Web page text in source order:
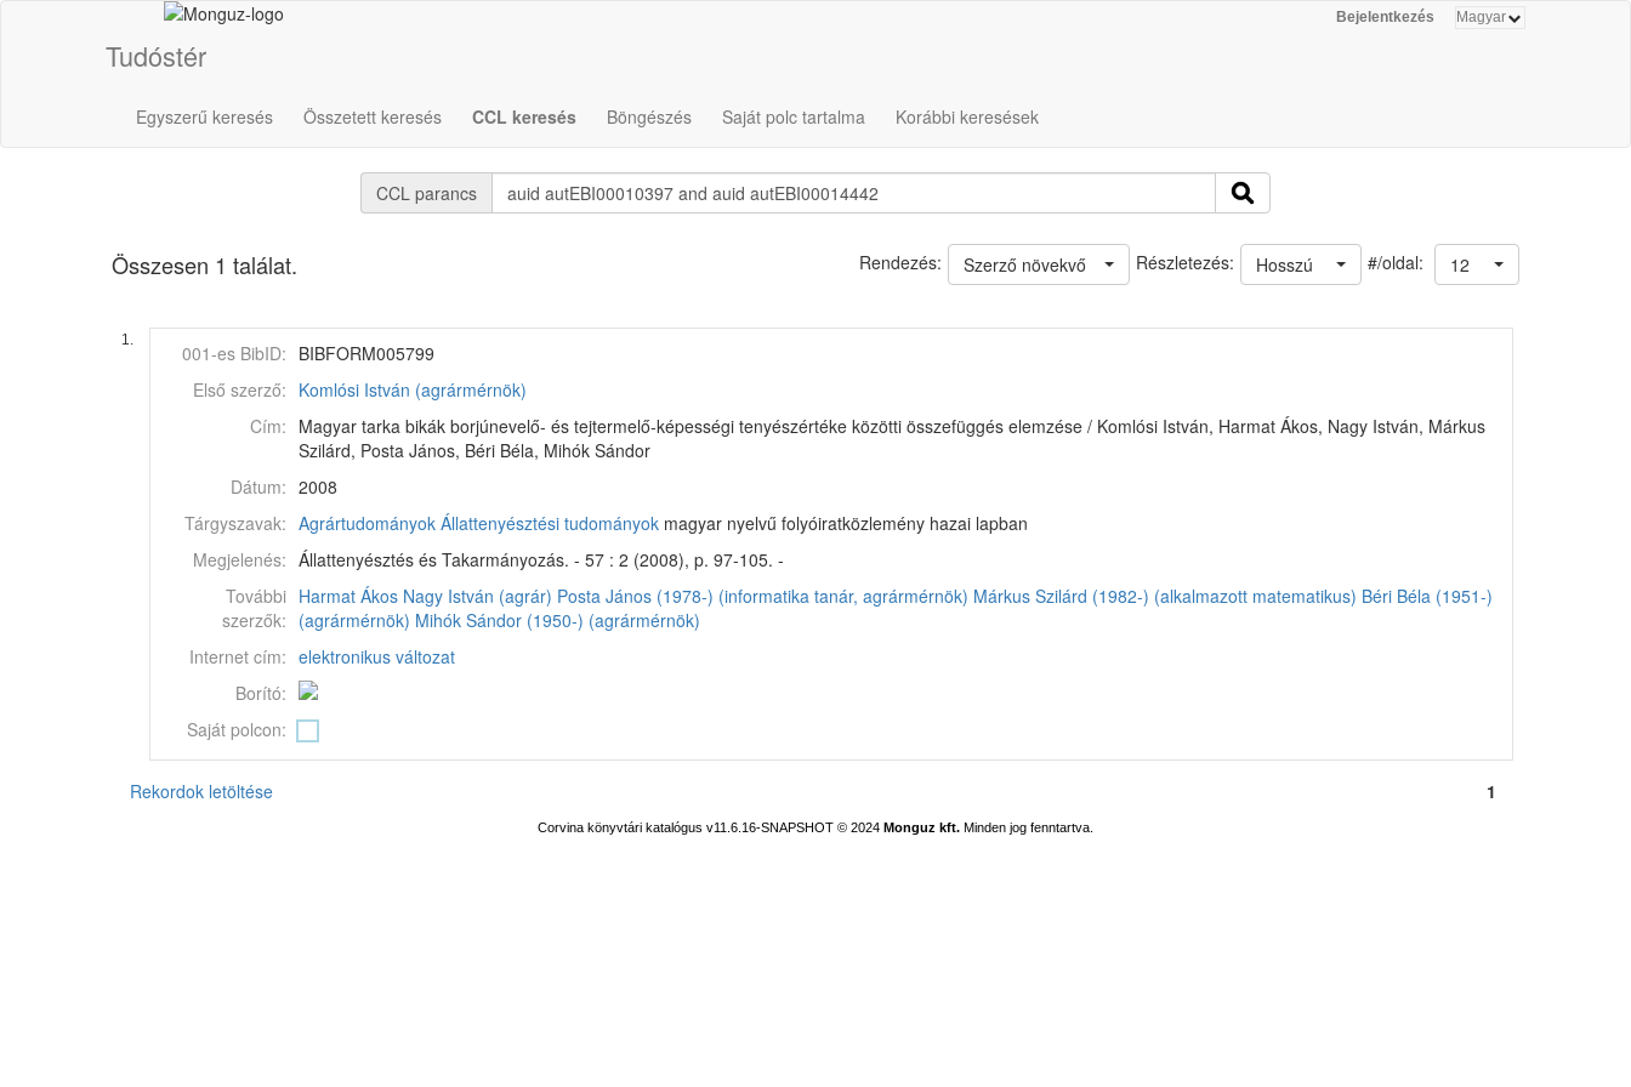
Bejelentkezés
Tudóstér
Egyszerű keresés Összetett keresés CCL keresés Böngészés Saját polc tartalma Korábbi keresések
CCL parancs
Összesen 1 találat. #/oldal: 12
Hosszú
Részletezés:
Rendezés: Szerző növekvő
1.
001-es BibID: BIBFORM005799
Első szerző: Komlósi István (agrármérnök)
Cím: Magyar tarka bikák borjúnevelő- és tejtermelő-képességi tenyészértéke közötti összefüggés elemzése / Komlósi István, Harmat Ákos, Nagy István, Márkus
Szilárd, Posta János, Béri Béla, Mihók Sándor
Dátum: 2008
Tárgyszavak: Agrártudományok Állattenyésztési tudományok magyar nyelvű folyóiratközlemény hazai lapban
Megjelenés: Állattenyésztés és Takarmányozás. - 57 : 2 (2008), p. 97-105. -
További
szerzők:
Harmat Ákos Nagy István (agrár) Posta János (1978-) (informatika tanár, agrármérnök) Márkus Szilárd (1982-) (alkalmazott matematikus) Béri Béla (1951-)
(agrármérnök) Mihók Sándor (1950-) (agrármérnök)
Internet cím: elektronikus változat
Borító:
Saját polcon:
Rekordok letöltése 1
Corvina könyvtári katalógus v11.6.16-SNAPSHOT © 2024 Monguz kft. Minden jog fenntartva.